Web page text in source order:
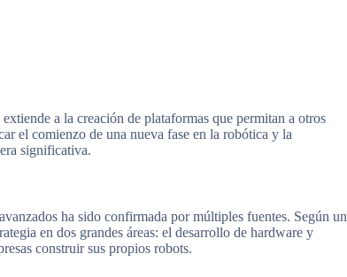
a la creación de plataformas que permitan a otros
el comienzo de una nueva fase en la robótica y la
significativa.
ha sido confirmada por múltiples fuentes. Según un
en dos grandes áreas: el desarrollo de hardware y
construir sus propios robots.